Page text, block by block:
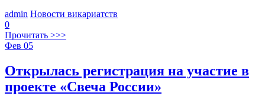
admin Новости викариатств
0
Прочитать >>>
Фев 05
Открылась регистрация на участие в
проекте «Свеча России»